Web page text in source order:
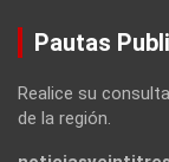
Pautas
Realice su
de la región.